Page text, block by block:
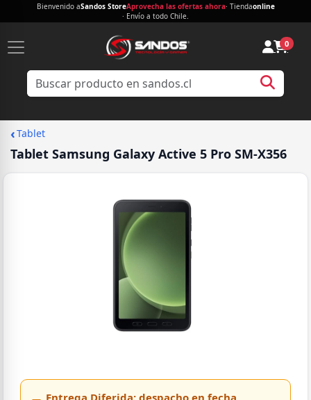
Bienvenido aSandos StoreAprovecha las ofertas ahora· Tiendaonline
· Envío a todo Chile.
0
‹Tablet
Tablet Samsung Galaxy Active 5 Pro SM-X356
Entrega Diferida: despacho en fecha